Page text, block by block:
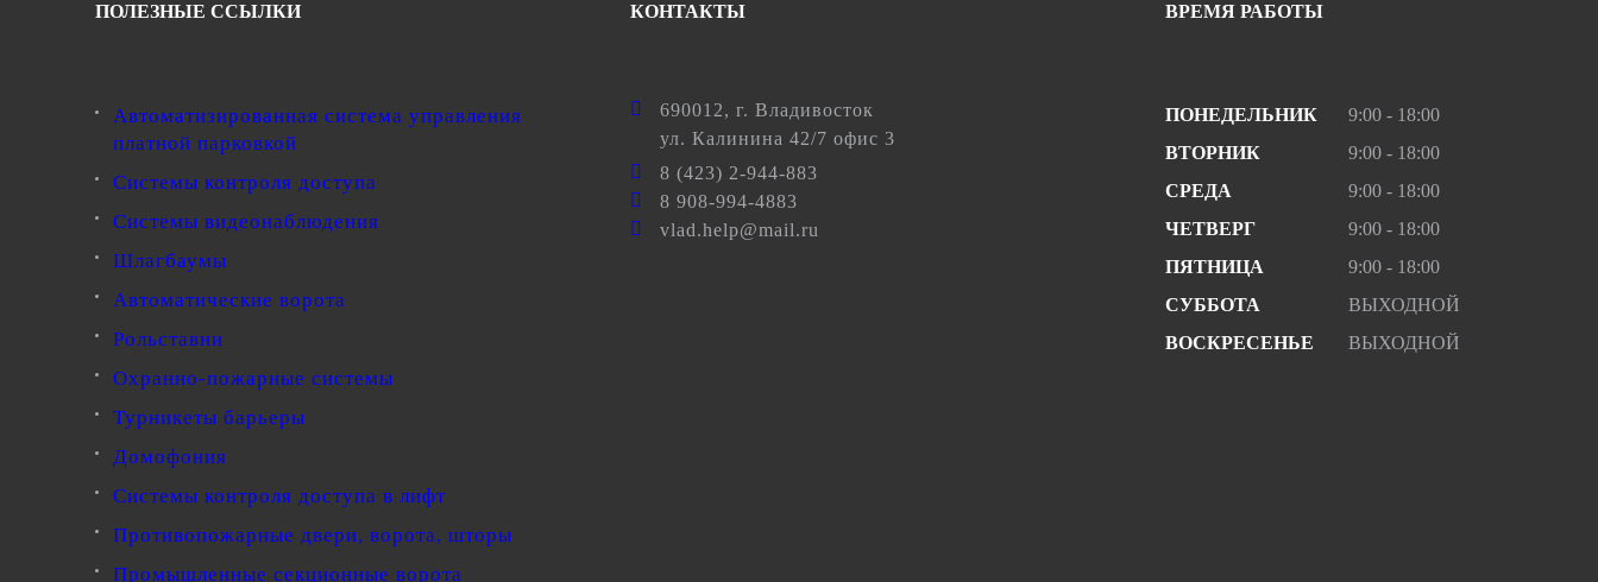
ПОЛЕЗНЫЕ ССЫЛКИ
Автоматизированная система управления
платной парковкой
Системы контроля доступа
Системы видеонаблюдения
Шлагбаумы
Автоматические ворота
Рольставни
Охранно-пожарные системы
Турникеты барьеры
Домофония
Системы контроля доступа в лифт
Противопожарные двери, ворота, шторы
Промышленные секционные ворота
КОНТАКТЫ
690012, г. Владивосток
ул. Калинина 42/7 офис 3
8 (423) 2-944-883
8 908-994-4883
vlad.help@mail.ru
ВРЕМЯ РАБОТЫ
ПОНЕДЕЛЬНИК
9:00 - 18:00
ВТОРНИК
9:00 - 18:00
СРЕДА
9:00 - 18:00
ЧЕТВЕРГ
9:00 - 18:00
ПЯТНИЦА
9:00 - 18:00
СУББОТА
ВЫХОДНОЙ
ВОСКРЕСЕНЬЕ
ВЫХОДНОЙ